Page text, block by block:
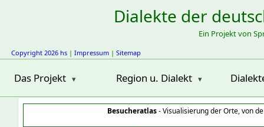
Dialekte der
Ein Projekt von
Copyright 2026 hs | Impressum | Sitemap
Das Projekt Region u. Dialekt
Besucheratlas- Visualisierung der Orte, von